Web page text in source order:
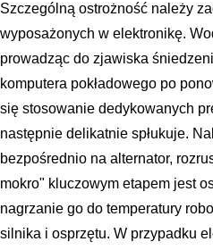
Szczególną ostrożność należy
wyposażonych w elektronikę.
prowadząc do zjawiska
komputera pokładowego po
się stosowanie dedykowanych
następnie delikatnie spłukuje.
bezpośrednio na alternator,
mokro" kluczowym etapem jest
nagrzanie go do temperatury
silnika i osprzętu. W przypadku